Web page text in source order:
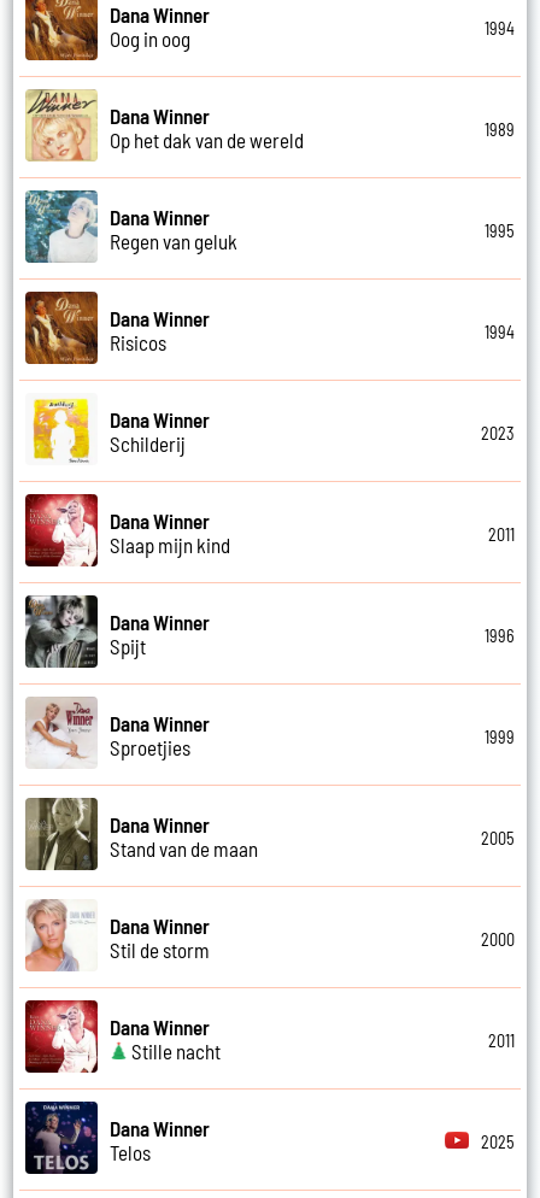
Dana Winner
Oog in oog
1994
Dana Winner
Op het dak van de wereld
1989
Dana Winner
Regen van geluk
1995
Dana Winner
Risicos
1994
Dana Winner
Schilderij
2023
Dana Winner
Slaap mijn kind
2011
Dana Winner
Spijt
1996
Dana Winner
Sproetjies
1999
Dana Winner
Stand van de maan
2005
Dana Winner
Stil de storm
2000
Dana Winner
Stille nacht
2011
Dana Winner
Telos
2025